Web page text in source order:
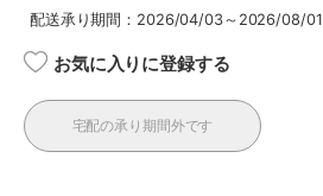
配送承り期間：2026/04/03～2026/08/01
お気に入りに登録する
宅配の承り期間外です